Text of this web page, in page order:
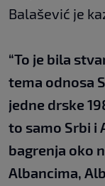
Balašević je
“To je bila
tema odnosa
jedne drske
to samo Srbi i
bagrenja oko
Albancima,